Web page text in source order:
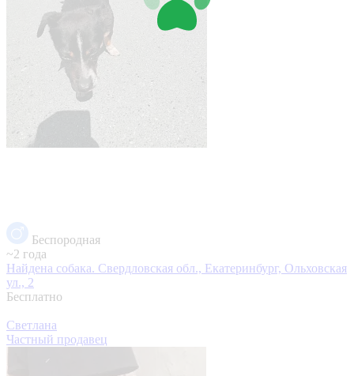
Беспородная
~2 года
Найдена собака. Свердловская обл., Екатеринбург, Ольховская
ул., 2
Бесплатно
Светлана
Частный продавец